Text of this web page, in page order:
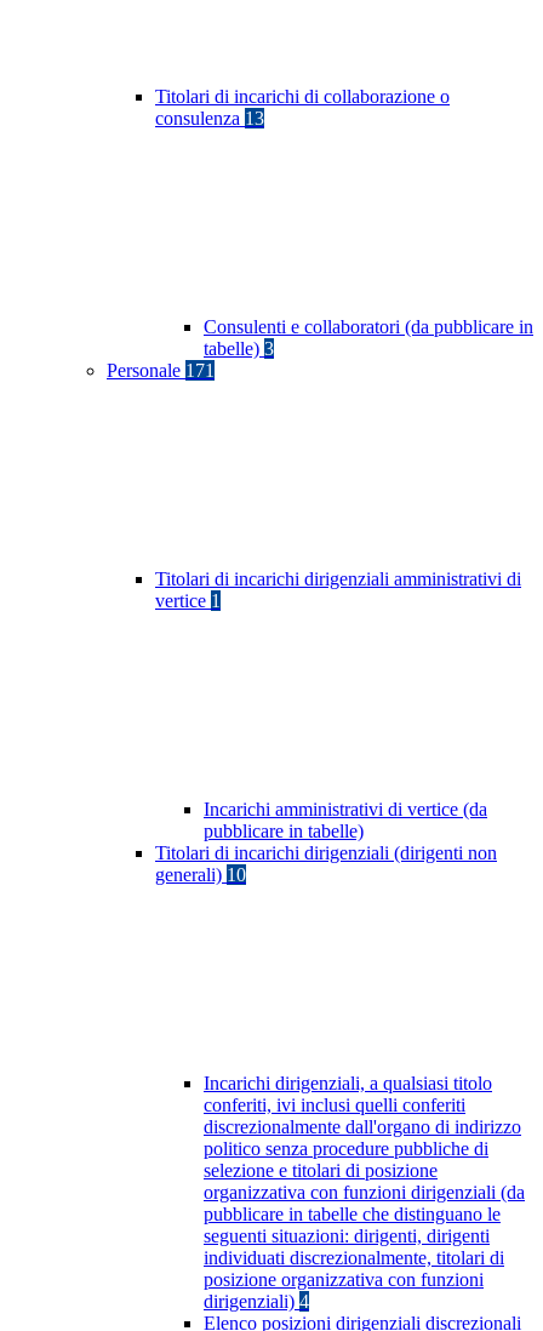
Titolari di incarichi di collaborazione o
consulenza 13
Consulenti e collaboratori (da pubblicare in
tabelle) 3
Personale 171
Titolari di incarichi dirigenziali amministrativi di
vertice 1
Incarichi amministrativi di vertice (da
pubblicare in tabelle)
Titolari di incarichi dirigenziali (dirigenti non
generali) 10
Incarichi dirigenziali, a qualsiasi titolo
conferiti, ivi inclusi quelli conferiti
discrezionalmente dall'organo di indirizzo
politico senza procedure pubbliche di
selezione e titolari di posizione
organizzativa con funzioni dirigenziali (da
pubblicare in tabelle che distinguano le
seguenti situazioni: dirigenti, dirigenti
individuati discrezionalmente, titolari di
posizione organizzativa con funzioni
dirigenziali) 4
Elenco posizioni dirigenziali discrezionali